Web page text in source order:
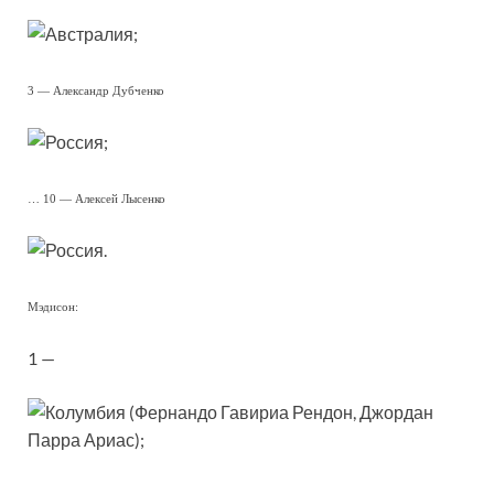
;
3 — Александр Дубченко
;
… 10 — Алексей Лысенко
Мэдисон:
1 —
(Фернандо Гавириа Рендон, Джордан
Парра Ариас);